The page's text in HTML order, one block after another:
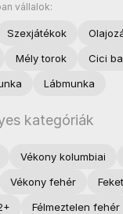
vállalok:
Szexjátékok
Mély torok
Cici
Lábmunka
kategóriák
Vékony kolumbiai
Vékony fehér
Félmeztelen fehér